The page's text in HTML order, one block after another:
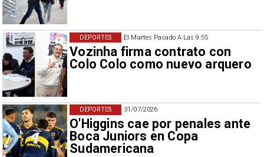
El Martes Pasado A Las 9:55
Vozinha firma contrato con
Colo Colo como nuevo arquero
DEPORTES
31/07/2026
O'Higgins cae por penales ante
Boca Juniors en Copa
Sudamericana
DEPORTES